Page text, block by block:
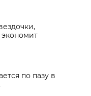
экономит
по пазу в